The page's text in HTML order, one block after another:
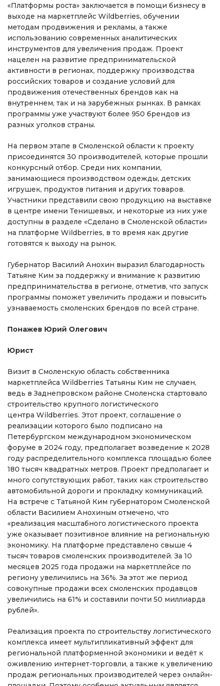
«Платформы роста» заключается в помощи бизнесу в
выходе на маркетплейс Wildberries, обучении
методам продвижения и рекламы, а также
использованию современных аналитических
инструментов для увеличения продаж. Проект
нацелен на развитие предпринимательской
активности в регионах, поддержку производства
российских товаров и создание условий для
продвижения отечественных брендов как на
внутреннем, так и на зарубежных рынках. В рамках
программы уже участвуют более 950 брендов из
разных уголков страны.
На первом этапе в Смоленской области к проекту
присоединятся 30 производителей, которые прошли
конкурсный отбор. Среди них компании,
занимающиеся производством одежды, детских
игрушек, продуктов питания и других товаров.
Участники представили свою продукцию на выставке
в центре имени Тенишевых, и некоторые из них уже
доступны в разделе «Сделано в Смоленской области»
на платформе Wildberries, в то время как другие
готовятся к выходу на рынок.
Губернатор Василий Анохин выразил благодарность
Татьяне Ким за поддержку и внимание к развитию
предпринимательства в регионе, отметив, что запуск
программы поможет увеличить продажи и повысить
узнаваемость смоленских брендов по всей стране.
Понажев Юрий Олегович
Юрист
Визит в Смоленскую область собственника
маркетплейса Wildberries Татьяны Ким не случаен,
ведь в Заднепровском районе Смоленска стартовало
строительство крупного логистического
центра Wildberries. Этот проект, соглашение о
реализации которого было подписано на
Петербургском международном экономическом
форуме в 2024 году, предполагает возведение к 2028
году распределительного комплекса площадью более
180 тысяч квадратных метров. Проект предполагает и
много сопутствующих работ, таких как строительство
автомобильной дороги и прокладку коммуникаций.
На встрече с Татьяной Ким губернатором Смоленской
области Василием Анохиным отмечено, что
«реализация масштабного логистического проекта
уже оказывает позитивное влияние на региональную
экономику. На платформе представлено свыше 4
тысяч товаров смоленских производителей. За 10
месяцев 2025 года продажи на маркетплейсе по
региону увеличились на 36%. За этот же период
совокупные продажи всех смоленских продавцов
увеличились на 61% и составили почти 50 миллиарда
рублей».
Реализация проекта по строительству логистического
комплекса имеет мультипликативный эффект для
региональной платформенной экономики и ведёт к
оживлению интернет-торговли, а также к увеличению
продаж региональных производителей через онлайн-